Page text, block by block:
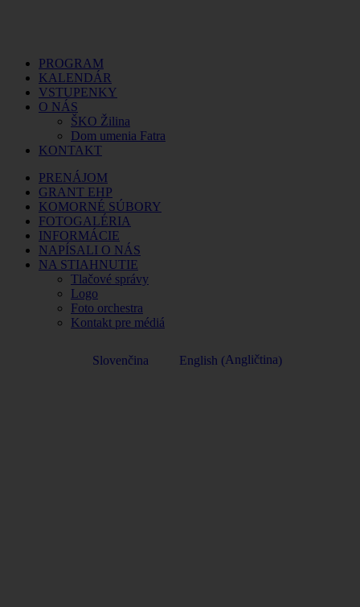
PROGRAM
KALENDÁR
VSTUPENKY
O NÁS
ŠKO Žilina
Dom umenia Fatra
KONTAKT
PRENÁJOM
GRANT EHP
KOMORNÉ SÚBORY
FOTOGALÉRIA
INFORMÁCIE
NAPÍSALI O NÁS
NA STIAHNUTIE
Tlačové správy
Logo
Foto orchestra
Kontakt pre médiá
Slovenčina English (Angličtina)